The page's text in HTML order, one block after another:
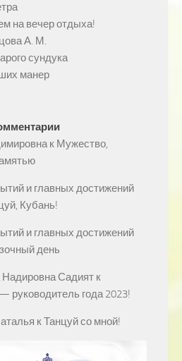
на вечер отдыха!
А. М.
сундука
манер
к Мужество,
и главных достижений
Кубань!
и главных достижений
день
Надировна Садият к
года 2023!
кТанцуй со мной!